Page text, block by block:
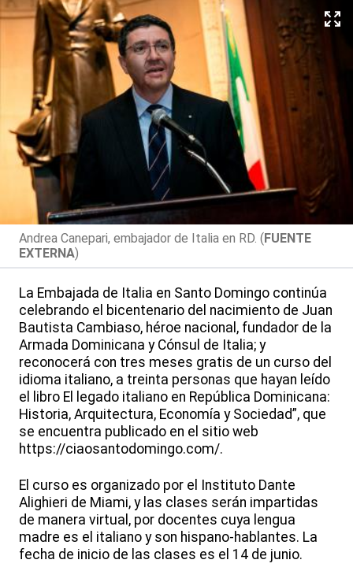
Andrea Canepari, embajador de Italia en RD. (FUENTE
EXTERNA)
La Embajada de Italia en Santo Domingo continúa
celebrando el bicentenario del nacimiento de Juan
Bautista Cambiaso, héroe nacional, fundador de la
Armada Dominicana y Cónsul de Italia; y
reconocerá con tres meses gratis de un curso del
idioma italiano, a treinta personas que hayan leído
el libro El legado italiano en República Dominicana:
Historia, Arquitectura, Economía y Sociedad”, que
se encuentra publicado en el sitio web
https://ciaosantodomingo.com/.
El curso es organizado por el Instituto Dante
Alighieri de Miami, y las clases serán impartidas
de manera virtual, por docentes cuya lengua
madre es el italiano y son hispano-hablantes. La
fecha de inicio de las clases es el 14 de junio.